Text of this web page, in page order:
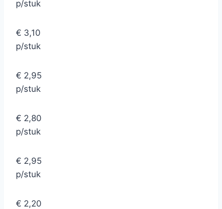
p/stuk
€ 3,10
p/stuk
€ 2,95
p/stuk
€ 2,80
p/stuk
€ 2,95
p/stuk
€ 2,20